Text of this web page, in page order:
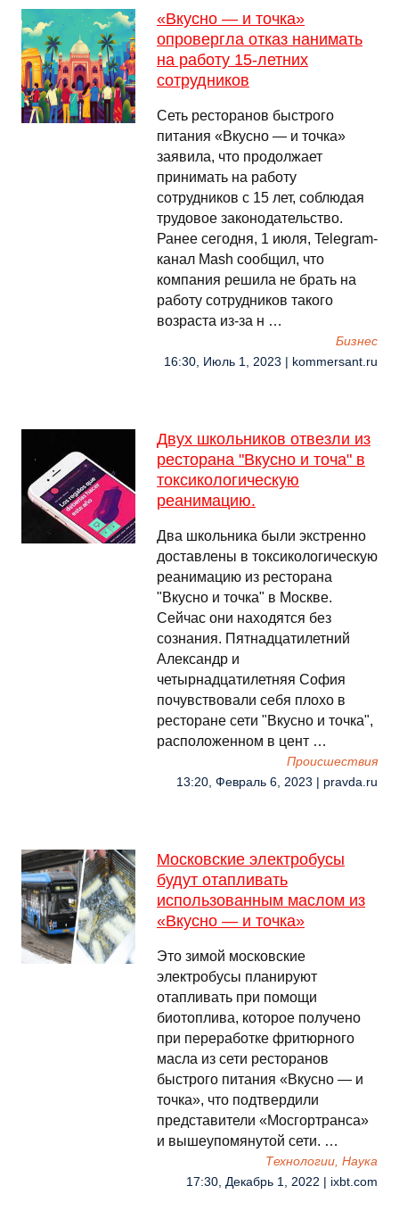
«Вкусно — и точка»
опровергла отказ нанимать
на работу 15-летних
сотрудников
Сеть ресторанов быстрого
питания «Вкусно — и точка»
заявила, что продолжает
принимать на работу
сотрудников с 15 лет, соблюдая
трудовое законодательство.
Ранее сегодня, 1 июля, Telegram-
канал Mash сообщил, что
компания решила не брать на
работу сотрудников такого
возраста из-за н …
Бизнес
16:30, Июль 1, 2023 | kommersant.ru
Двух школьников отвезли из
ресторана "Вкусно и точа" в
токсикологическую
реанимацию.
Два школьника были экстренно
доставлены в токсикологическую
реанимацию из ресторана
"Вкусно и точка" в Москве.
Сейчас они находятся без
сознания. Пятнадцатилетний
Александр и
четырнадцатилетняя София
почувствовали себя плохо в
ресторане сети "Вкусно и точка",
расположенном в цент …
Происшествия
13:20, Февраль 6, 2023 | pravda.ru
Московские электробусы
будут отапливать
использованным маслом из
«Вкусно — и точка»
Это зимой московские
электробусы планируют
отапливать при помощи
биотоплива, которое получено
при переработке фритюрного
масла из сети ресторанов
быстрого питания «Вкусно — и
точка», что подтвердили
представители «Мосгортранса»
и вышеупомянутой сети. …
Технологии, Наука
17:30, Декабрь 1, 2022 | ixbt.com